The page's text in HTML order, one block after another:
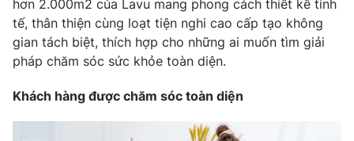
VTV Sức khoẻ Bất động sản
Thị trường 24h Tấm lòng Việt
Vươn mình bằng AI
hơn 2.000m2 của Lavu mang phong cách thiết kế tinh
tế, thân thiện cùng loạt tiện nghi cao cấp tạo không
gian tách biệt, thích hợp cho những ai muốn tìm giải
pháp chăm sóc sức khỏe toàn diện.
Khách hàng được chăm sóc toàn diện